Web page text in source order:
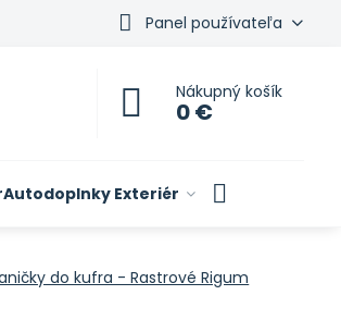
Panel používateľa
Nákupný košík
0 €
Autodoplnky Exteriér
do kufra - Rastrové Rigum